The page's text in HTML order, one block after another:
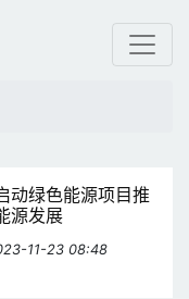
伏100
动绿色能源项目推
源发展
11-23 08:48